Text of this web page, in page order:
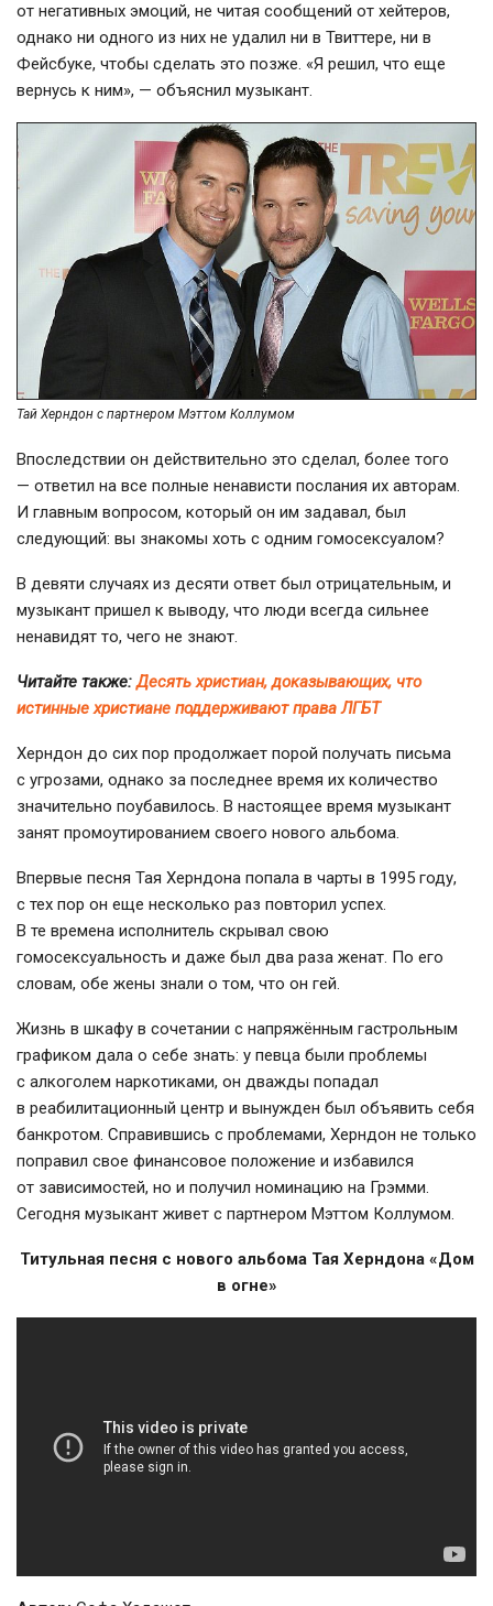
от негативных эмоций, не читая сообщений от хейтеров,
однако ни одного из них не удалил ни в Твиттере, ни в
Фейсбуке, чтобы сделать это позже. «Я решил, что еще
вернусь к ним», — объяснил музыкант.
Тай Херндон с партнером Мэттом Коллумом
Впоследствии он действительно это сделал, более того
— ответил на все полные ненависти послания их авторам.
И главным вопросом, который он им задавал, был
следующий: вы знакомы хоть с одним гомосексуалом?
В девяти случаях из десяти ответ был отрицательным, и
музыкант пришел к выводу, что люди всегда сильнее
ненавидят то, чего не знают.
Читайте также:Десять христиан, доказывающих, что
истинные христиане поддерживают права ЛГБТ
Херндон до сих пор продолжает порой получать письма
с угрозами, однако за последнее время их количество
значительно поубавилось. В настоящее время музыкант
занят промоутированием своего нового альбома.
Впервые песня Тая Херндона попала в чарты в 1995 году,
с тех пор он еще несколько раз повторил успех.
В те времена исполнитель скрывал свою
гомосексуальность и даже был два раза женат. По его
словам, обе жены знали о том, что он гей.
Жизнь в шкафу в сочетании с напряжённым гастрольным
графиком дала о себе знать: у певца были проблемы
с алкоголем наркотиками, он дважды попадал
в реабилитационный центр и вынужден был объявить себя
банкротом. Справившись с проблемами, Херндон не только
поправил свое финансовое положение и избавился
от зависимостей, но и получил номинацию на Грэмми.
Сегодня музыкант живет с партнером Мэттом Коллумом.
Титульная песня с нового альбома Тая Херндона «Дом
в огне»